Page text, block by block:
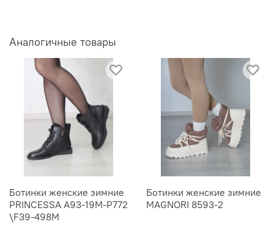
Аналогичные товары
Ботинки женские зимние
PRINCESSA A93-19M-P772
\F39-498M
Ботинки женские зимние
MAGNORI 8593-2